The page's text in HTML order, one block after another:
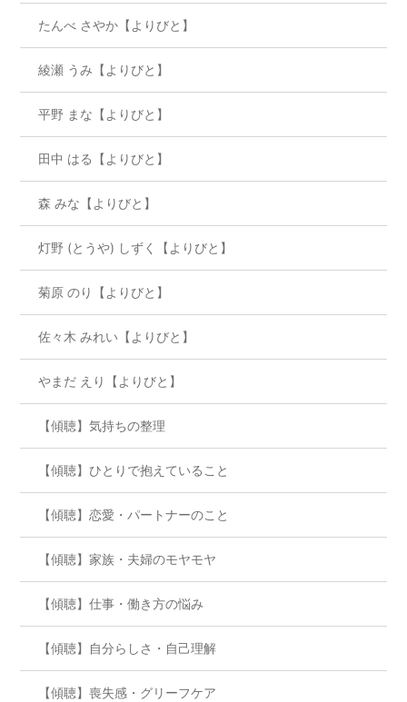
たんべ さやか【よりびと】
綾瀬 うみ【よりびと】
平野 まな【よりびと】
田中 はる【よりびと】
森 みな【よりびと】
灯野 (とうや) しずく【よりびと】
菊原 のり【よりびと】
佐々木 みれい【よりびと】
やまだ えり【よりびと】
【傾聴】気持ちの整理
【傾聴】ひとりで抱えていること
【傾聴】恋愛・パートナーのこと
【傾聴】家族・夫婦のモヤモヤ
【傾聴】仕事・働き方の悩み
【傾聴】自分らしさ・自己理解
【傾聴】喪失感・グリーフケア